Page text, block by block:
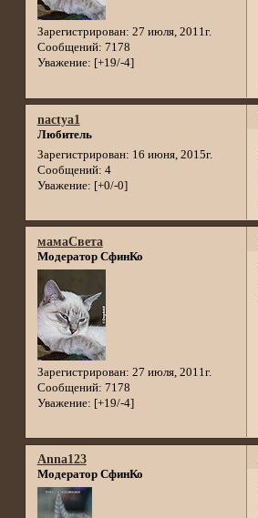
Зарегистрирован: 27 июля, 2011г.
Сообщений: 7178
Уважение: [+19/-4]
nactya1
Любитель
Зарегистрирован: 16 июня, 2015г.
Сообщений: 4
Уважение: [+0/-0]
мамаСвета
Модератор СфинКо
Зарегистрирован: 27 июля, 2011г.
Сообщений: 7178
Уважение: [+19/-4]
Anna123
Модератор СфинКо